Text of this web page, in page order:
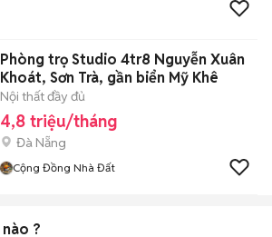
Phòng trọ Studio 4tr8 Nguyễn Xuân
Khoát, Sơn Trà, gần biển Mỹ Khê
Nội thất đầy đủ
4,8 triệu/tháng
Đà Nẵng
Cộng Đồng Nhà Đất
nào ?